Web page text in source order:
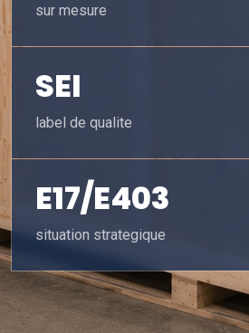
sur mesure
SEI
label de qualite
E17/E403
situation strategique